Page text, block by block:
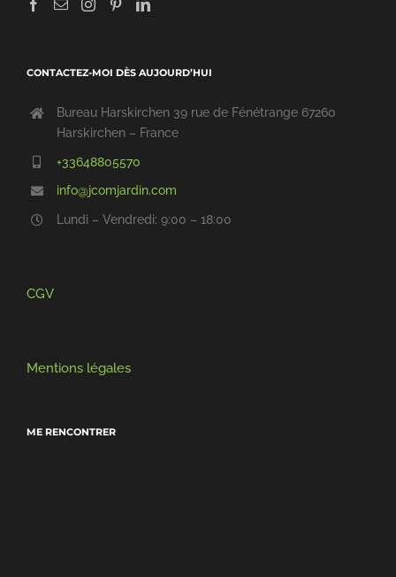
CONTACTEZ-MOI DÈS AUJOURD’HUI
Bureau Harskirchen 39 rue de Fénétrange 67260
Harskirchen – France
+33648805570
info@jcomjardin.com
Lundi – Vendredi: 9:00 – 18:00
CGV
Mentions légales
ME RENCONTRER